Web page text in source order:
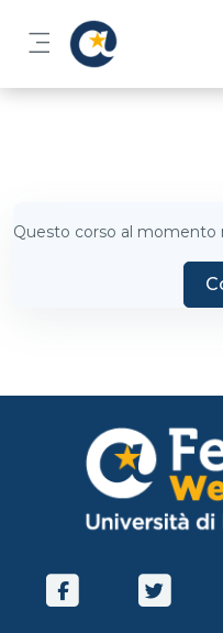
Pannello laterale
Questo corso al momento